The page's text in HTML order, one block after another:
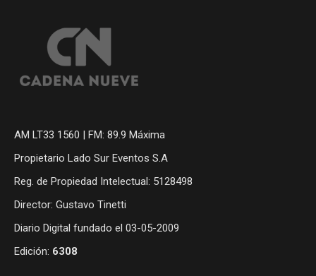
AM LT33 1560 | FM: 89.9 Máxima
Propietario Lado Sur Eventos S.A
Reg. de Propiedad Intelectual: 5128498
Director: Gustavo Tinetti
Diario Digital fundado el 03-05-2009
Edición: 6308